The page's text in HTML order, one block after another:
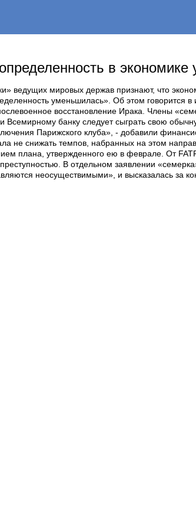
в
мировых держав признают, что
уменьшилась». Об этом говорится
восстановление Ирака. Члены
банку следует сыграть свою
Парижского клуба», - добавили
снижать темпов, набранных на этом
плана, утвержденного ею в феврале. От
В отдельном заявлении
неосуществимыми», и высказалась за